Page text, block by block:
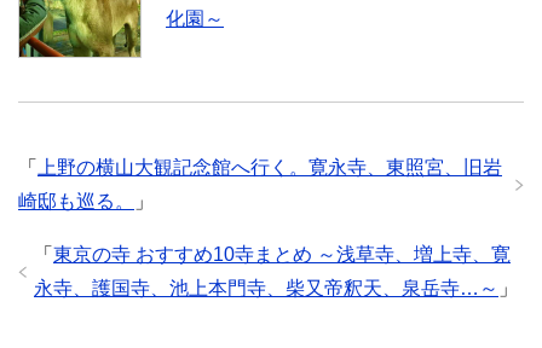
化園～
「
上野の横山大観記念館へ行く。寛永寺、東照宮、旧岩
崎邸も巡る。
」
「 東京の寺 おすすめ10寺まとめ ～浅草寺、増上寺、寛
永寺、護国寺、池上本門寺、柴又帝釈天、泉岳寺…～ 」